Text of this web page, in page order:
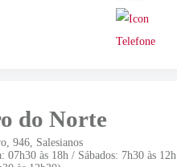
do Norte
946, Salesianos
07h30 às 18h / Sábados: 7h30 às 12h